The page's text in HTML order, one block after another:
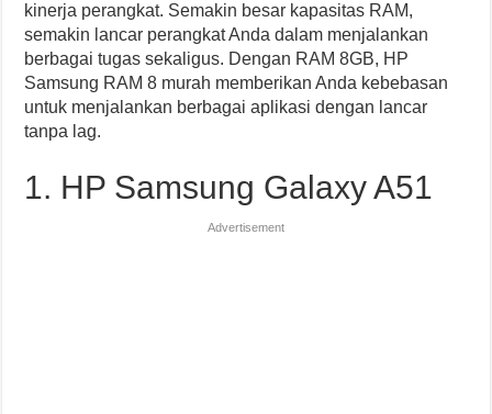
kinerja perangkat. Semakin besar kapasitas RAM,
semakin lancar perangkat Anda dalam menjalankan
berbagai tugas sekaligus. Dengan RAM 8GB, HP
Samsung RAM 8 murah memberikan Anda kebebasan
untuk menjalankan berbagai aplikasi dengan lancar
tanpa lag.
1. HP Samsung Galaxy A51
Advertisement